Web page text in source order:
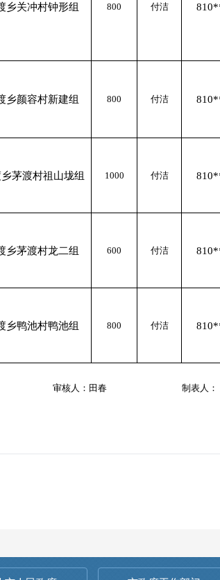
乡关冲村钟形组 800 付洁
乡颜容村新建组 800 付洁
茅渡村祖山垅组 1000 付洁
乡茅渡村龙二组 600 付洁
乡鸭池村鸭池组 800 付洁
审核人：田春 制表人：